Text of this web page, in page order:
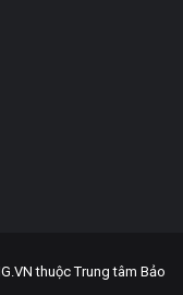
thuộc Trung tâm Bảo